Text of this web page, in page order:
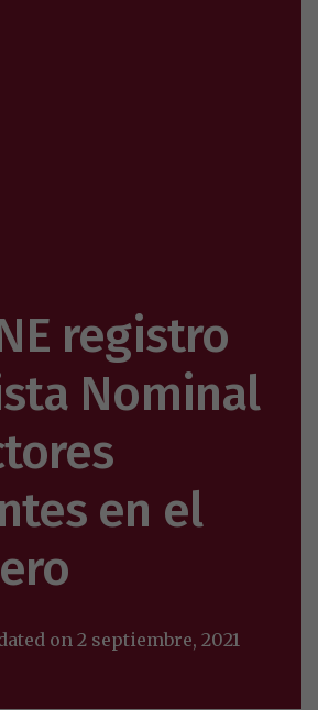
registro
Nominal
en el
on2 septiembre, 2021